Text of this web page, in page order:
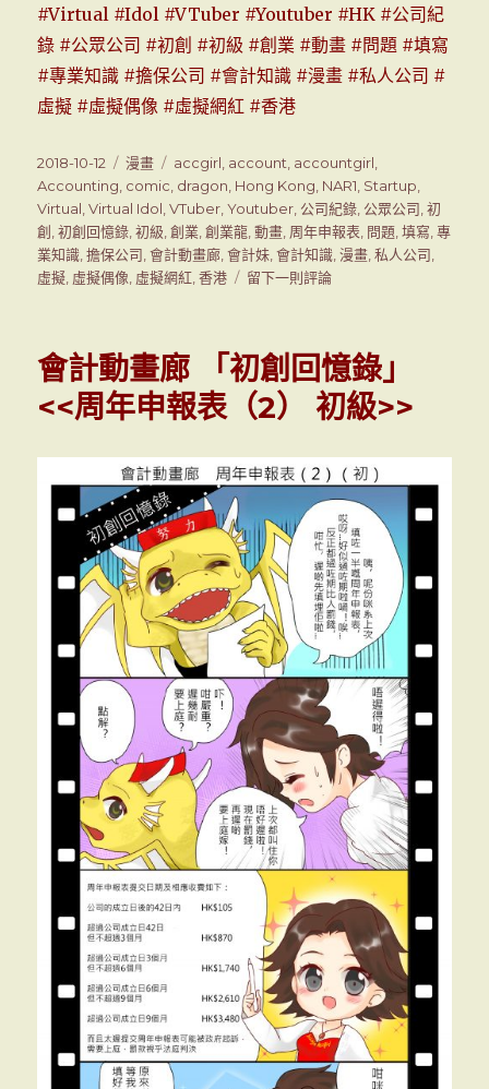
#Virtual #Idol #VTuber #Youtuber #HK #公司紀
錄 #公眾公司 #初創 #初級 #創業 #動畫 #問題 #填寫
#專業知識 #擔保公司 #會計知識 #漫畫 #私人公司 #
虛擬 #虛擬偶像 #虛擬網紅 #香港
發
表
於
2018-10-12
分
類
漫畫
標
籤
accgirl, account, accountgirl,
Accounting, comic, dragon, Hong Kong, NAR1, Startup,
Virtual,Virtual Idol,VTuber,Youtuber, 公司紀錄, 公眾公司,初
創 ,初創回憶錄,初級,創業,創業龍,動畫, 周年申報表, 問題,填寫,專
業知識,擔保公司,會計動畫廊,會計妹,會計知識,漫畫,私人公司,
虛擬, 虛擬偶像, 虛擬網紅,香港 留下一則評論
畫
廊
「初
回
憶
錄」
<<
周
年
申
報
表
（3）
初
>>
會計動畫廊 「初創回憶錄」
<<周年申報表（2） 初級>>